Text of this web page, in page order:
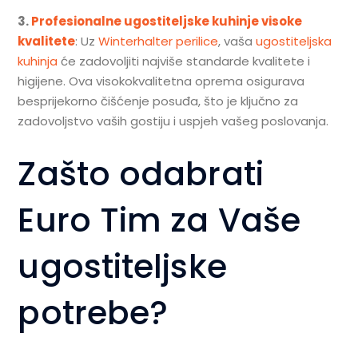
3.Profesionalne ugostiteljske kuhinje visoke
kvalitete: UzWinterhalter perilice, vašaugostiteljska
kuhinjaće zadovoljiti najviše standarde kvalitete i
higijene. Ova visokokvalitetna oprema osigurava
besprijekorno čišćenje posuđa, što je ključno za
zadovoljstvo vaših gostiju i uspjeh vašeg poslovanja.
Zašto odabrati
Euro Tim za Vaše
ugostiteljske
potrebe?